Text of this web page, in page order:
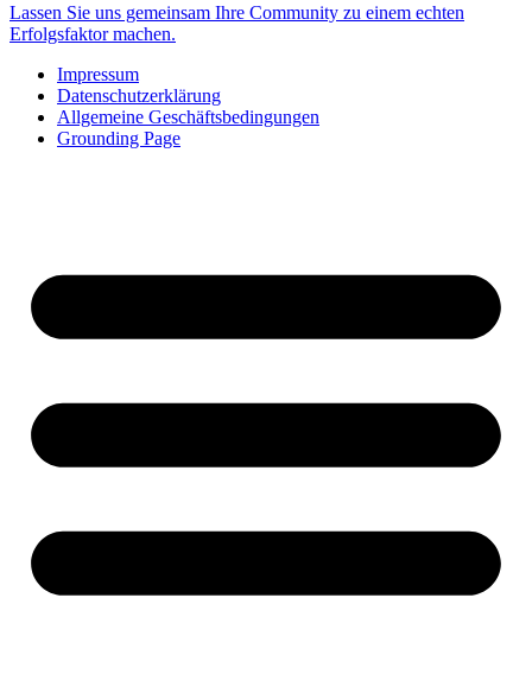
Las­sen Sie uns gemein­sam Ihre Com­mu­ni­ty zu einem ech­ten
Erfolgs­fak­tor machen.
Impressum
Datenschutzerklärung
Allgemeine Geschäftsbedingungen
Grounding Page